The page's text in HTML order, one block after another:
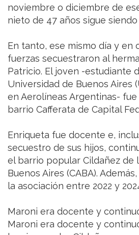
noviembre o diciembre de
nieto de 47 años sigue
En tanto, ese mismo día y en
fuerzas secuestraron al
Patricio. El joven -estudiante
Universidad de Buenos Aires
en Aerolíneas Argentinas-
barrio Cafferata de Capital
Enriqueta fue docente e,
secuestro de sus hijos,
el barrio popular Cildañez de
Buenos Aires (CABA).
la asociación entre 2022 y
Maroni era docente y
Maroni era docente y